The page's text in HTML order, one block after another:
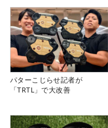
パターこじらせ記者が
「TRTL」で大改善